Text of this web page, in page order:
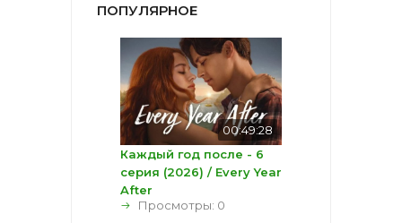
ПОПУЛЯРНОЕ
00:49:28
Каждый год после - 6
серия (2026) / Every Year
After
Просмотры: 0